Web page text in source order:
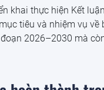
khai thực hiện Kết
tiêu và nhiệm vụ về
2026–2030 mà
Đảng về mô hình phát